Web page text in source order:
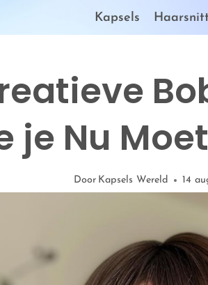
Kapsels
je Nu
Door Kapsels Wereld 14